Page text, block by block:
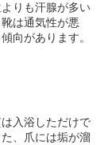
りも汗腺が多い
は通気性が悪
向があります。
入浴しただけで
、爪には垢が溜